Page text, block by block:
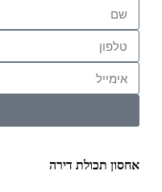
אחסון תכולת דירה